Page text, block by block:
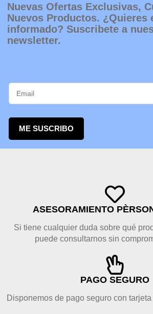
Nuevas Ofertas Exclusivas,
Nuevos Productos. ¿Quieres
informado? Suscribete a
newsletter.
ME SUSCRIBO
ASESORAMIENTO
Si tiene cualquier duda sobre qué
puede consultarnos sin
PAGO SEGURO
Disponemos de pago seguro con